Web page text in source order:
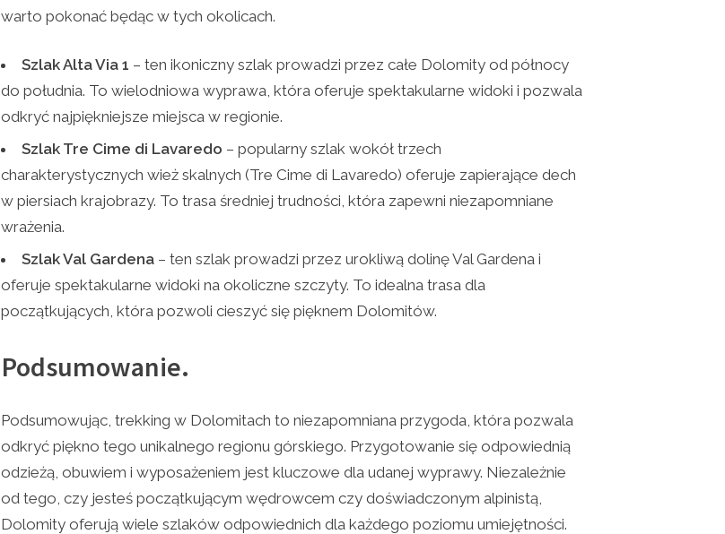
warto pokonać będąc w tych okolicach.
Szlak Alta Via 1 – ten ikoniczny szlak prowadzi przez całe Dolomity od północy
do południa. To wielodniowa wyprawa, która oferuje spektakularne widoki i pozwala
odkryć najpiękniejsze miejsca w regionie.
Szlak Tre Cime di Lavaredo – popularny szlak wokół trzech
charakterystycznych wież skalnych (Tre Cime di Lavaredo) oferuje zapierające dech
w piersiach krajobrazy. To trasa średniej trudności, która zapewni niezapomniane
wrażenia.
Szlak Val Gardena – ten szlak prowadzi przez urokliwą dolinę Val Gardena i
oferuje spektakularne widoki na okoliczne szczyty. To idealna trasa dla
początkujących, która pozwoli cieszyć się pięknem Dolomitów.
Podsumowanie.
Podsumowując, trekking w Dolomitach to niezapomniana przygoda, która pozwala
odkryć piękno tego unikalnego regionu górskiego. Przygotowanie się odpowiednią
odzieżą, obuwiem i wyposażeniem jest kluczowe dla udanej wyprawy. Niezależnie
od tego, czy jesteś początkującym wędrowcem czy doświadczonym alpinistą,
Dolomity oferują wiele szlaków odpowiednich dla każdego poziomu umiejętności.